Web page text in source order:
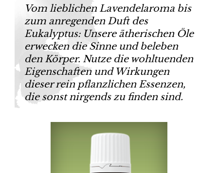
Vom lieblichen Lavendelaroma bis
zum anregenden Duft des
Eukalyptus: Unsere ätherischen Öle
erwecken die Sinne und beleben
den Körper. Nutze die wohltuenden
Eigenschaften und Wirkungen
dieser rein pflanzlichen Essenzen,
die sonst nirgends zu finden sind.